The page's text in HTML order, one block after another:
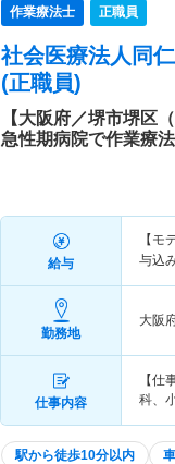
作業療法士 正職員
社会医療法人同
(正職員)
【大阪府／堺市堺区
急性期病院で作業療
給与
【モ
与込
勤務地
大阪
仕事内容
【
科、
駅から徒歩10分以内